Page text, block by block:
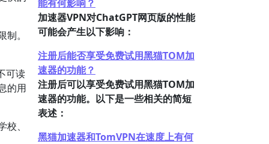
。
可读
的用
、
能有何影响？
加速器VPN对ChatGPT网页版的性能
可能会产生以下影响：
注册后能否享受免费试用黑猫TOM加
速器的功能？
注册后可以享受免费试用黑猫TOM加
速器的功能。以下是一些相关的简短
表述：
黑猫加速器和TomVPN在速度上有何